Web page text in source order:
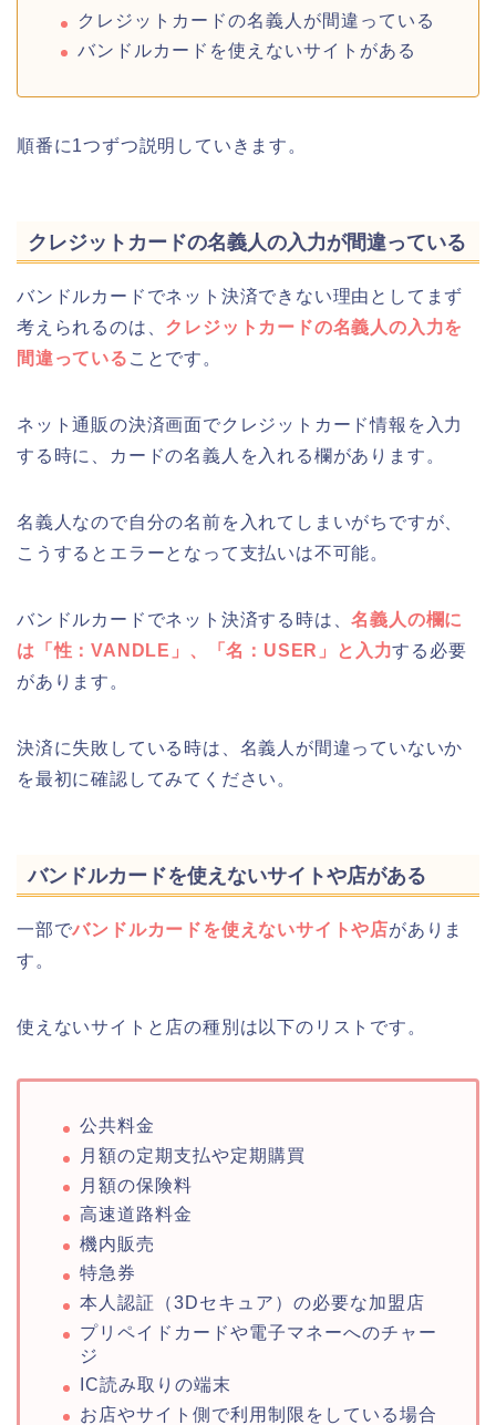
クレジットカードの名義人が間違っている
バンドルカードを使えないサイトがある
順番に1つずつ説明していきます。
クレジットカードの名義人の入力が間違っている
バンドルカードでネット決済できない理由としてまず
考えられるのは、 クレジットカードの名義人の入力を
間違っている ことです。
ネット通販の決済画面でクレジットカード情報を入力
する時に、カードの名義人を入れる欄があります。
名義人なので自分の名前を入れてしまいがちですが、
こうするとエラーとなって支払いは不可能。
バンドルカードでネット決済する時は、名義人の欄に
は
「性：VANDLE」、「名：USER」 と入力する必要
があります。
決済に失敗している時は、名義人が間違っていないか
を最初に確認してみてください。
バンドルカードを使えないサイトや店がある
一部でバンドルカードを使えないサイトや店がありま
す。
使えないサイトと店の種別は以下のリストです。
公共料金
月額の定期支払や定期購買
月額の保険料
高速道路料金
機内販売
特急券
本人認証（3Dセキュア）の必要な加盟店
プリペイドカードや電子マネーへのチャー
ジ
IC読み取りの端末
お店やサイト側で利用制限をしている場合